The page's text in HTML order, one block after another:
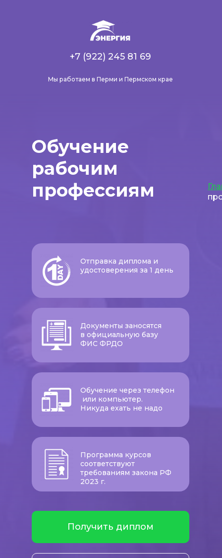
Мы работаем в Перми и Пермском крае
+7 (922) 245 81 69
Обучение
рабочим
профессиям
Получить диплом
Отправка диплома и
удостоверения за 1 день
Документы заносятся
в официальную базу
ФИС ФРДО
Обучение через телефон
или компьютер.
Никуда ехать не надо
Программа курсов
соответствуют
требованиям закона РФ
2023 г.